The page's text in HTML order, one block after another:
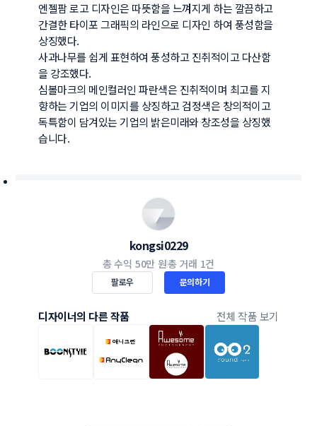
엔젤팜 로고 디자인은 따뜻함을 느껴지게 하는 깔끔하고
간결한 타이포 그래픽의 라인으로 디자인 하여 풍성함을
상징했다.
사과나무를 쉽게 표현하여 풍성하고 진취적이고 다산함
을 강조했다.
심볼마크의 메인컬러인 파란색은 진취적이며 최고를 지
향하는 기업의 이미지를 상징하고 검정색은 창의적이고
독특함이 담겨있는 기업의 밝은미래와 창조성을 상징했
습니다.
kongsi0229
총 수익 50만 원총 거래 1건
팔로우 문의하기
디자이너의 다른 작품 전체 작품 보기